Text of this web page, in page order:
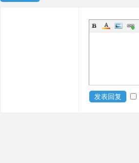
发表回复